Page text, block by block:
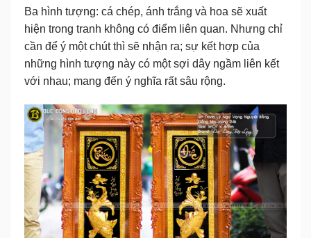
Ba hình tượng: cá chép, ánh trắng và hoa sẽ xuất
hiện trong tranh không có điểm liên quan. Nhưng chỉ
cần để ý một chút thì sẽ nhận ra; sự kết hợp của
những hình tượng này có một sợi dây ngầm liên kết
với nhau; mang đến ý nghĩa rất sâu rộng.